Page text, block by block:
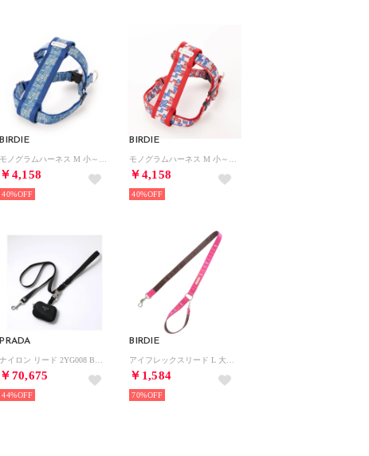
BIRDIE
￥4,158
40%
BIRDIE
￥4,158
40%
PRADA
￥70,675
44%
BIRDIE
￥1,584
70%